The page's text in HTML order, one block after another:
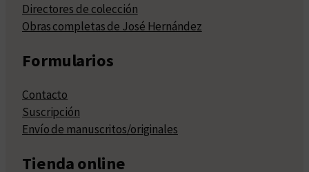
Directores de colección
Obras completas de José Hernández
Formularios
Contacto
Suscripción
Envío de manuscritos/originales
Tienda online